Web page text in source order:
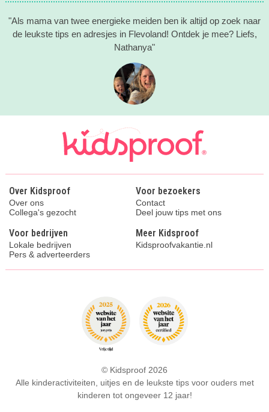
"Als mama van twee energieke meiden ben ik altijd op zoek naar
de leukste tips en adresjes in Flevoland! Ontdek je mee? Liefs,
Nathanya"
Over Kidsproof
Over ons
Collega's gezocht
Voor bezoekers
Contact
Deel jouw tips met ons
Voor bedrijven
Lokale bedrijven
Pers & adverteerders
Meer Kidsproof
Kidsproofvakantie.nl
© Kidsproof 2026
Alle kinderactiviteiten, uitjes en de leukste tips voor ouders met
kinderen tot ongeveer 12 jaar!